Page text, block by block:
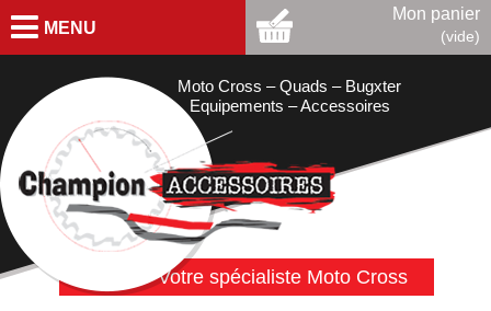
MENU
Mon panier
(vide)
Moto Cross – Quads – Bugxter
Equipements – Accessoires
Votre spécialiste Moto Cross